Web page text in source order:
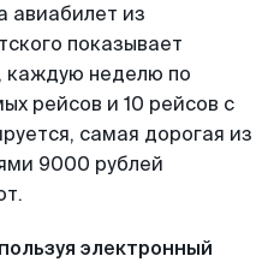
авиабилет из
показывает
каждую неделю по
рейсов и 10 рейсов с
самая дорогая из
9000 рублей
электронный